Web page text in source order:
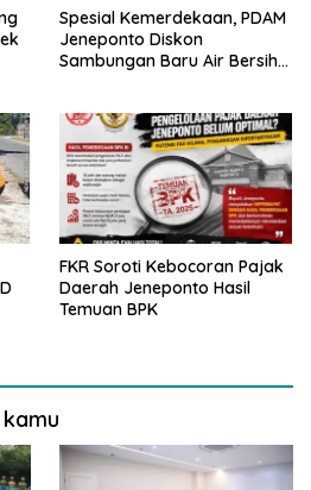
Spesial Kemerdekaan, PDAM
Jeneponto Diskon
Sambungan Baru Air Bersih
FKR Soroti Kebocoran Pajak
Daerah Jeneponto Hasil
Temuan BPK